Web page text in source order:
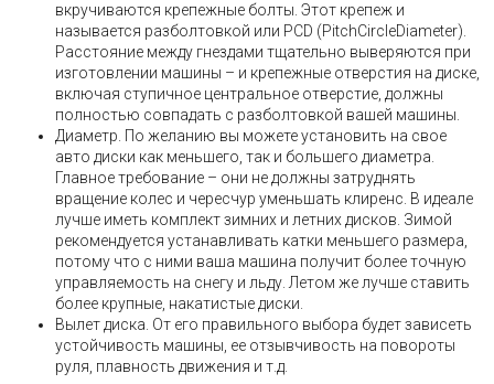
вкручиваются крепежные болты. Этот крепеж и
называется разболтовкой или PCD (PitchCircleDiameter).
Расстояние между гнездами тщательно выверяются при
изготовлении машины – и крепежные отверстия на диске,
включая ступичное центральное отверстие, должны
полностью совпадать с разболтовкой вашей машины.
Диаметр. По желанию вы можете установить на свое
авто диски как меньшего, так и большего диаметра.
Главное требование – они не должны затруднять
вращение колес и чересчур уменьшать клиренс. В идеале
лучше иметь комплект зимних и летних дисков. Зимой
рекомендуется устанавливать катки меньшего размера,
потому что с ними ваша машина получит более точную
управляемость на снегу и льду. Летом же лучше ставить
более крупные, накатистые диски.
Вылет диска. От его правильного выбора будет зависеть
устойчивость машины, ее отзывчивость на повороты
руля, плавность движения и т.д.